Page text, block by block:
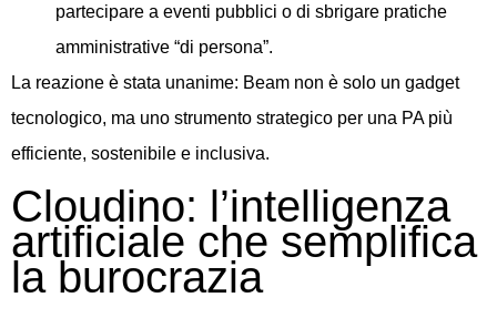
partecipare a eventi pubblici o di sbrigare pratiche
amministrative “di persona”.
La reazione è stata unanime: Beam non è solo un gadget
tecnologico, ma uno strumento strategico per una PA più
efficiente, sostenibile e inclusiva.
Cloudino: l’intelligenza
artificiale che semplifica
la burocrazia